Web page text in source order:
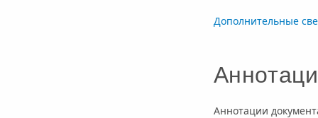
Дополнительные
Аннотации